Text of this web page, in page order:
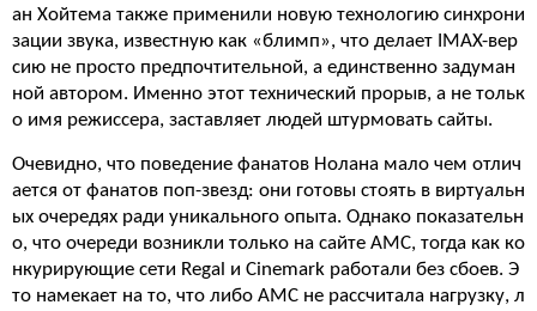
ан Хойтема также применили новую технологию синхрони
зации звука, известную как «блимп», что делает IMAX-вер
сию не просто предпочтительной, а единственно задуман
ной автором. Именно этот технический прорыв, а не тольк
о имя режиссера, заставляет людей штурмовать сайты.
Очевидно, что поведение фанатов Нолана мало чем отлич
ается от фанатов поп-звезд: они готовы стоять в виртуальн
ых очередях ради уникального опыта. Однако показательн
о, что очереди возникли только на сайте AMC, тогда как ко
нкурирующие сети Regal и Cinemark работали без сбоев. Э
то намекает на то, что либо AMC не рассчитала нагрузку, л